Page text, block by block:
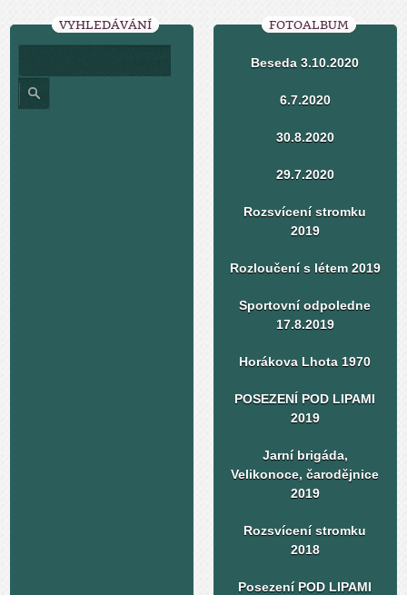
VYHLEDÁVÁNÍ FOTOALBUM
Beseda 3.10.2020
6.7.2020
30.8.2020
29.7.2020
Rozsvícení stromku
2019
Rozloučení s létem 2019
Sportovní odpoledne
17.8.2019
Horákova Lhota 1970
POSEZENÍ POD LIPAMI
2019
Jarní brigáda,
Velikonoce, čarodějnice
2019
Rozsvícení stromku
2018
Posezení POD LIPAMI